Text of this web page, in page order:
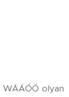
olyan